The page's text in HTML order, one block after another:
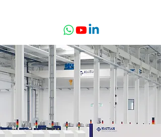
MIDDLE EAST & AFRICA